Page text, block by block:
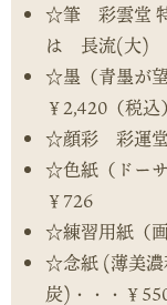
☆筆 彩雲堂 特
は 長流(大)
☆墨（青墨が
￥2,420（税込）
☆顔彩 彩運堂
☆色紙（ドー
￥726
☆練習用紙（
☆念紙 (薄美濃
炭)・・・￥